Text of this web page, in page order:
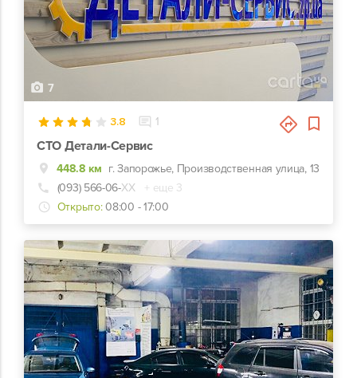
7
3.8 1
СТО Детали-Сервис
448.8 км г. Запорожье, Производственная улица, 13
(093) 566-06-ХХ
+ еще 3
Открыто: 08:00 - 17:00